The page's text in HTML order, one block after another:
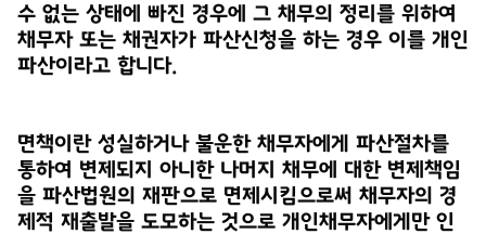
수 없는 상태에 빠진 경우에 그 채무의 정리를 위하여
채무자 또는 채권자가 파산신청을 하는 경우 이를 개인
파산이라고 합니다.
면책이란 성실하거나 불운한 채무자에게 파산절차를
통하여 변제되지 아니한 나머지 채무에 대한 변제책임
을 파산법원의 재판으로 면제시킴으로써 채무자의 경
제적 재출발을 도모하는 것으로 개인채무자에게만 인